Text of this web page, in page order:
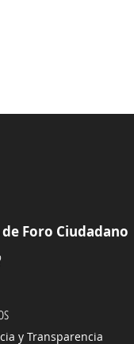
Foro Ciudadano
y Transparencia